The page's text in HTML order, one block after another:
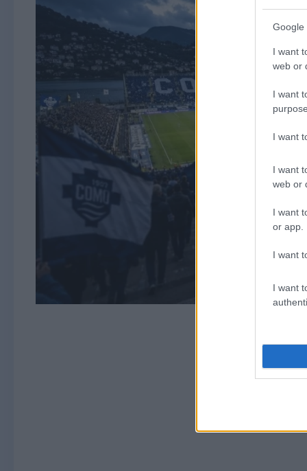
Google
I want
web or
I want
I want
I want
web or
I want
or app.
I want
I want